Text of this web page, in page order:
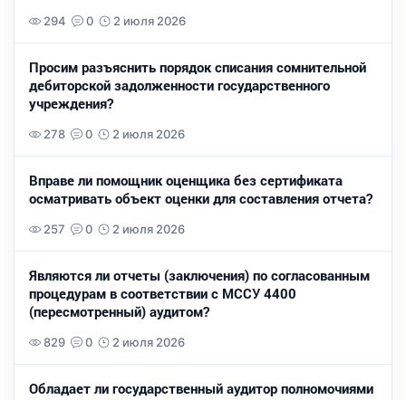
294 0 2 июля 2026
Просим разъяснить порядок списания сомнительной
дебиторской задолженности государственного
учреждения?
278 0 2 июля 2026
Вправе ли помощник оценщика без сертификата
осматривать объект оценки для составления отчета?
257 0 2 июля 2026
Являются ли отчеты (заключения) по согласованным
процедурам в соответствии с МССУ 4400
(пересмотренный) аудитом?
829 0 2 июля 2026
Обладает ли государственный аудитор полномочиями